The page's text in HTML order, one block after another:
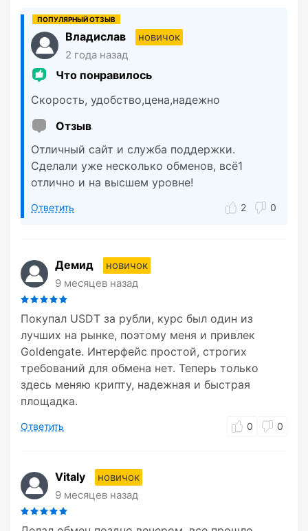
Владислав
новичок
2 года назад
Что понравилось
Скорость, удобство,цена,надежно
Отзыв
Отличный сайт и служба поддержки.
Сделали уже несколько обменов, всё1
отлично и на высшем уровне!
Ответить 2 0
Демид
новичок
9 месяцев назад
Покупал USDT за рубли, курс был один из
лучших на рынке, поэтому меня и привлек
Goldengate. Интерфейс простой, строгих
требований для обмена нет. Теперь только
здесь меняю крипту, надежная и быстрая
площадка.
Ответить 0 0
Vitaly
новичок
9 месяцев назад